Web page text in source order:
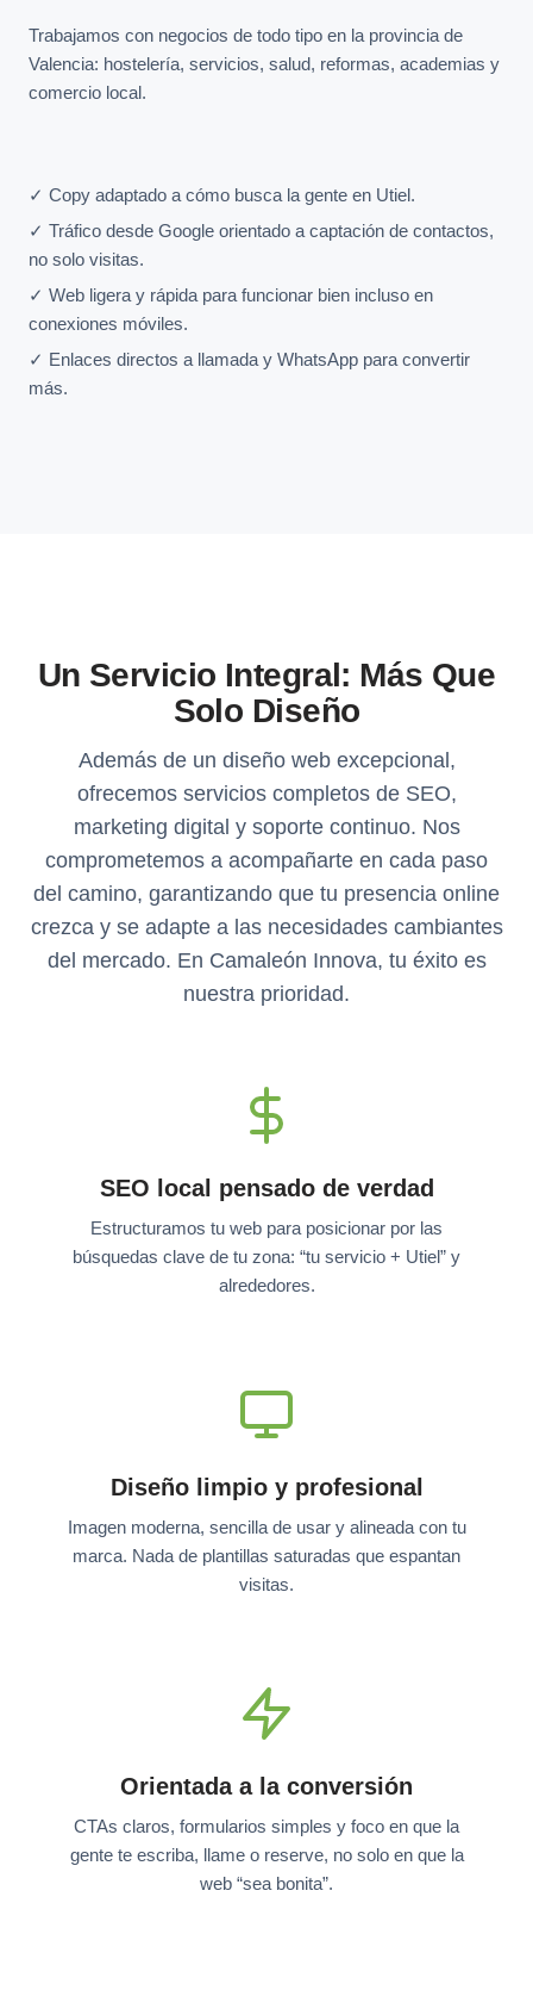
Trabajamos con negocios de todo tipo en la provincia de
Valencia: hostelería, servicios, salud, reformas, academias y
comercio local.
✓ Copy adaptado a cómo busca la gente en Utiel.
✓ Tráfico desde Google orientado a captación de contactos,
no solo visitas.
✓ Web ligera y rápida para funcionar bien incluso en
conexiones móviles.
✓ Enlaces directos a llamada y WhatsApp para convertir
más.
Un Servicio Integral: Más Que
Solo Diseño
Además de un diseño web excepcional,
ofrecemos servicios completos de SEO,
marketing digital y soporte continuo. Nos
comprometemos a acompañarte en cada paso
del camino, garantizando que tu presencia online
crezca y se adapte a las necesidades cambiantes
del mercado. En Camaleón Innova, tu éxito es
nuestra prioridad.
SEO local pensado de verdad
Estructuramos tu web para posicionar por las
búsquedas clave de tu zona: “tu servicio + Utiel” y
alrededores.
Diseño limpio y profesional
Imagen moderna, sencilla de usar y alineada con tu
marca. Nada de plantillas saturadas que espantan
visitas.
Orientada a la conversión
CTAs claros, formularios simples y foco en que la
gente te escriba, llame o reserve, no solo en que la
web “sea bonita”.